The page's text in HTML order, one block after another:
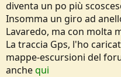
diventa un po più
Insomma un giro ad
Lavaredo, ma con molta
La traccia Gps, l'ho
mappe-escursioni del
anchequi